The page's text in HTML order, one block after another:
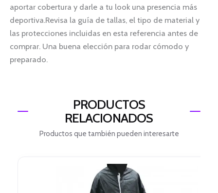
aportar cobertura y darle a tu look una presencia más
deportiva.Revisa la guía de tallas, el tipo de material y
las protecciones incluidas en esta referencia antes de
comprar. Una buena elección para rodar cómodo y
preparado.
PRODUCTOS
RELACIONADOS
Productos que también pueden interesarte